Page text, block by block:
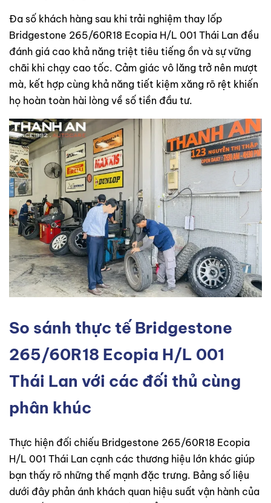
Đa số khách hàng sau khi trải nghiệm thay lốp
Bridgestone 265/60R18 Ecopia H/L 001 Thái Lan đều
đánh giá cao khả năng triệt tiêu tiếng ồn và sự vững
chãi khi chạy cao tốc. Cảm giác vô lăng trở nên mượt
mà, kết hợp cùng khả năng tiết kiệm xăng rõ rệt khiến
họ hoàn toàn hài lòng về số tiền đầu tư.
So sánh thực tế Bridgestone
265/60R18 Ecopia H/L 001
Thái Lan với các đối thủ cùng
phân khúc
Thực hiện đối chiếu Bridgestone 265/60R18 Ecopia
H/L 001 Thái Lan cạnh các thương hiệu lớn khác giúp
bạn thấy rõ những thế mạnh đặc trưng. Bảng số liệu
dưới đây phản ánh khách quan hiệu suất vận hành của